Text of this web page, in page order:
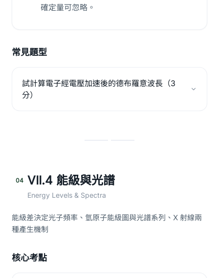
確定量可忽略。
常見題型
試計算電子經電壓加速後的德布羅意波長（3
分）
04 VII.4 能級與光譜
Energy Levels & Spectra
能級差決定光子頻率、氫原子能級圖與光譜系列、X 射線兩
種產生機制
核心考點